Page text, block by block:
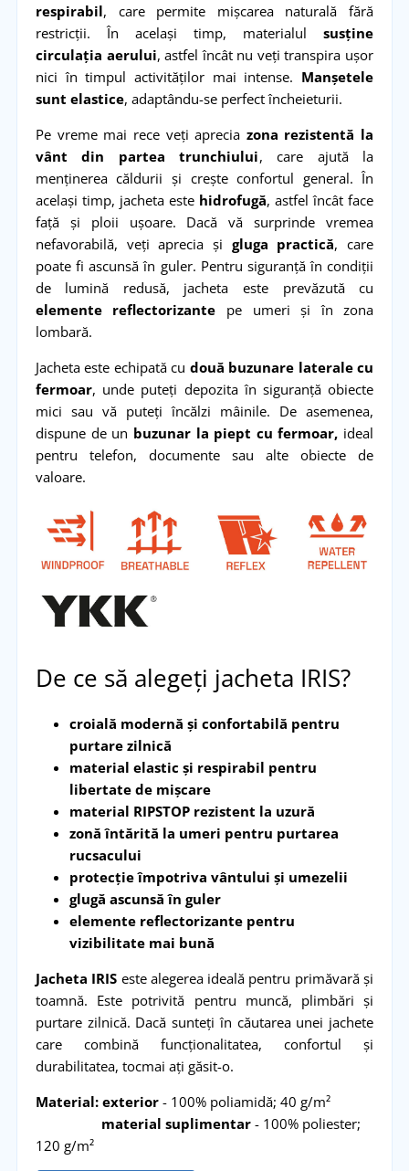
respirabil, care permite mișcarea naturală fără
restricții. În același timp, materialulsusține
circulația aerului, astfel încât nu veți transpira ușor
nici în timpul activităților mai intense. Manșetele
sunt elastice, adaptându-se perfect încheieturii.
Pe vreme mai rece veți aprecia zona rezistentă la
vânt din partea trunchiului, care ajută la
menținerea căldurii și crește confortul general. În
același timp, jacheta este hidrofugă, astfel încât face
față și ploii ușoare. Dacă vă surprinde vremea
nefavorabilă, veți aprecia și gluga practică, care
poate fi ascunsă în guler. Pentru siguranță în condiții
de lumină redusă, jacheta este prevăzută cu
elemente reflectorizante pe umeri și în zona
lombară.
Jacheta este echipată cu două buzunare laterale cu
fermoar, unde puteți depozita în siguranță obiecte
mici sau vă puteți încălzi mâinile. De asemenea,
dispune de un buzunar la piept cu fermoar, ideal
pentru telefon, documente sau alte obiecte de
valoare.
De ce să alegeți jacheta IRIS?
croială modernă și confortabilă pentru
purtare zilnică
material elastic și respirabil pentru
libertate de mișcare
material RIPSTOP rezistent la uzură
zonă întărită la umeri pentru purtarea
rucsacului
protecție împotriva vântului și umezelii
glugă ascunsă în guler
elemente reflectorizante pentru
vizibilitate mai bună
Jacheta IRIS este alegerea ideală pentru primăvară și
toamnă. Este potrivită pentru muncă, plimbări și
purtare zilnică. Dacă sunteți în căutarea unei jachete
care combină funcționalitatea, confortul și
durabilitatea, tocmai ați găsit-o.
Material: exterior- 100% poliamidă; 40 g/m²
material suplimentar- 100% poliester;
120 g/m²